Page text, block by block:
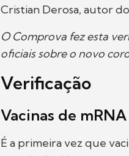
Cristian Derosa, autor
O Comprova fez esta
oficiais sobre o novo
Verificação
Vacinas de mRNA
É a primeira vez que